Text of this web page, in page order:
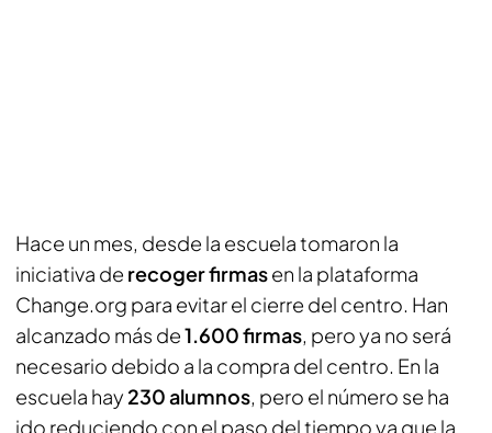
Hace un mes, desde la escuela tomaron la
iniciativa de recoger firmasen la plataforma
Change.org para evitar el cierre del centro. Han
alcanzado más de1.600 firmas, pero ya no será
necesario debido a la compra del centro. En la
escuela hay 230 alumnos, pero el número se ha
ido reduciendo con el paso del tiempo ya que la